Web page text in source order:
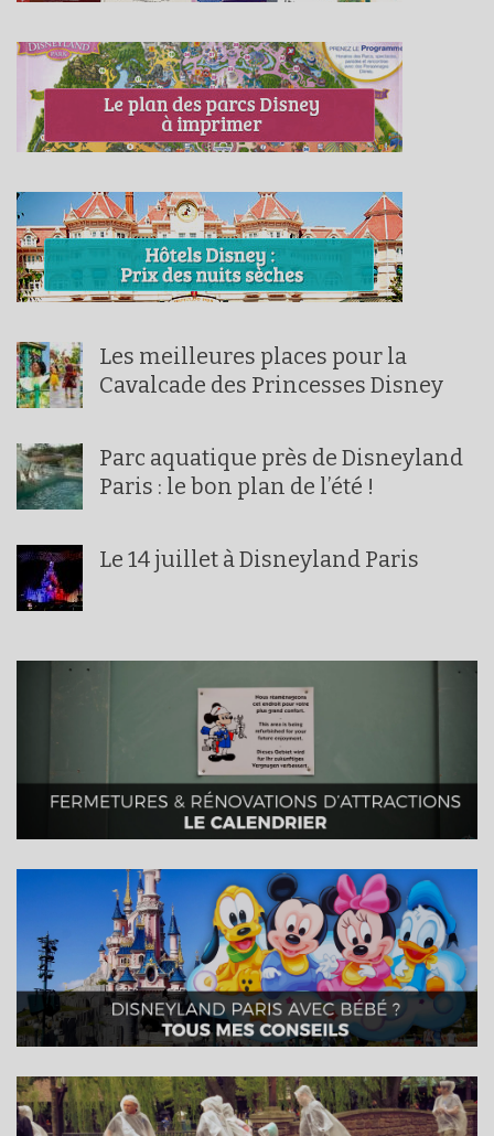
Les meilleures places pour la
Cavalcade des Princesses Disney
Parc aquatique près de Disneyland
Paris : le bon plan de l’été !
Le 14 juillet à Disneyland Paris